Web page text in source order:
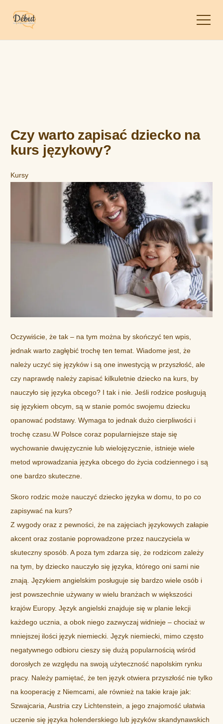
Czy warto zapisać dziecko na
kurs językowy?
Kursy
Oczywiście, że tak – na tym można by skończyć ten wpis,
jednak warto zagłębić trochę ten temat. Wiadome jest, że
należy uczyć się języków i są one inwestycją w przyszłość, ale
czy naprawdę należy zapisać kilkuletnie dziecko na kurs, by
nauczyło się języka obcego? I tak i nie. Jeśli rodzice posługują
się językiem obcym, są w stanie pomóc swojemu dziecku
opanować podstawy. Wymaga to jednak dużo cierpliwości i
trochę czasu.W Polsce coraz popularniejsze staje się
wychowanie dwujęzycznie lub wielojęzycznie, istnieje wiele
metod wprowadzania języka obcego do życia codziennego i są
one bardzo skuteczne.
Skoro rodzic może nauczyć dziecko języka w domu, to po co
zapisywać na kurs?
Z wygody oraz z pewności, że na zajęciach językowych załapie
akcent oraz zostanie poprowadzone przez nauczyciela w
skuteczny sposób. A poza tym zdarza się, że rodzicom zależy
na tym, by dziecko nauczyło się języka, którego oni sami nie
znają. Językiem angielskim posługuje się bardzo wiele osób i
jest powszechnie używany w wielu branżach w większości
krajów Europy. Język angielski znajduje się w planie lekcji
każdego ucznia, a obok niego zazwyczaj widnieje – chociaż w
mniejszej ilości język niemiecki. Język niemiecki, mimo często
negatywnego odbioru cieszy się dużą popularnością wśród
dorosłych ze względu na swoją użyteczność napolskim rynku
pracy. Należy pamiętać, że ten język otwiera przyszłość nie tylko
na kooperację z Niemcami, ale również na takie kraje jak:
Szwajcaria, Austria czy Lichtenstein, a jego znajomość ułatwia
uczenie się języka holenderskiego lub języków skandynawskich